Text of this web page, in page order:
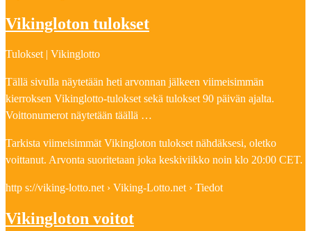
Vikingloton tulokset
Tulokset | Vikinglotto
Tällä sivulla näytetään heti arvonnan jälkeen viimeisimmän
kierroksen Vikinglotto-tulokset sekä tulokset 90 päivän ajalta.
Voittonumerot näytetään täällä …
Tarkista viimeisimmät Vikingloton tulokset nähdäksesi, oletko
voittanut. Arvonta suoritetaan joka keskiviikko noin klo 20:00 CET.
http s://viking-lotto.net › Viking-Lotto.net › Tiedot
Vikingloton voitot